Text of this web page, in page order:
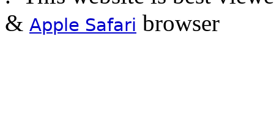
& Apple Safari browser